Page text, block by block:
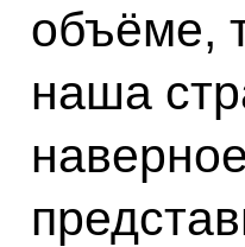
объёме,
наша